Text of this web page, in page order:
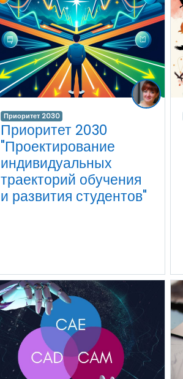
Приоритет 2030
Приоритет 2030
"Проектирование
индивидуальных
траекторий обучения
и развития студентов"